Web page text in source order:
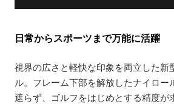
日常からスポーツまで万能に活躍
視界の広さと軽快な印象を両立した新
ル。フレーム下部を解放したナイロー
遮らず、ゴルフをはじめとする精度が